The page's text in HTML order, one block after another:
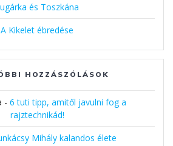
és Toszkána
A Kikelet ébredése
HOZZÁSZÓLÁSOK
- 6 tuti tipp, amitől javulni fog a
rajztechnikád!
Mihály kalandos élete